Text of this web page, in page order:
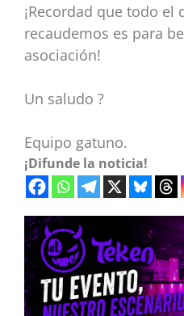
¡Recordad que todo el
recaudemos es para
asociación!
Un saludo ?
Equipo gatuno.
¡Difunde la noticia!